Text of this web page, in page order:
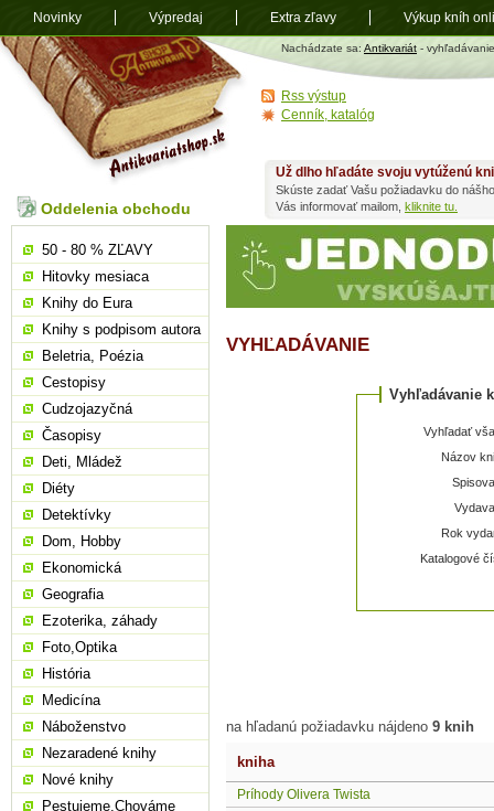
Antikvariát
shop.sk
Nachádzate sa: Antikvariát - vyhľadávanie
VYHĽADÁVANIE
Vyhľadávanie
Vyhľadať
Názov
Rok
Katalogové
na hľadanú požiadavku nájdeno 9 knih
kniha
Príhody Olivera Twista
Už dlho hľadáte svoju vytúženú
Skúste zadať Vašu požiadavku do
Vás informovať mailom, kliknite tu.
Oddelenia obchodu
50 - 80 % ZĽAVY
Hitovky mesiaca
Knihy do Eura
Knihy s podpisom autora
Beletria, Poézia
Cestopisy
Cudzojazyčná
Časopisy
Deti, Mládež
Diéty
Detektívky
Dom, Hobby
Ekonomická
Geografia
Ezoterika, záhady
Foto,Optika
História
Medicína
Náboženstvo
Nezaradené knihy
Nové knihy
Pestujeme,Chováme
Rss výstup
Cenník, katalóg
Novinky Výpredaj Extra zľavy Výkup kníh